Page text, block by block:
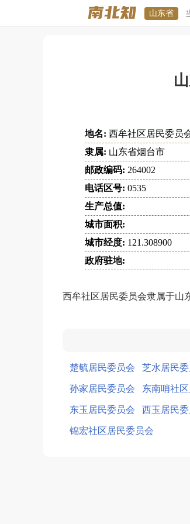
山东省
地名: 西牟社区居民委员
隶属: 山东省烟台市
邮政编码: 264002
电话区号: 0535
生产总值:
城市面积:
城市经度: 121.308900
政府驻地:
西牟社区居民委员会隶属于山
楚毓居民委员会 芝水居民
孙家居民委员会 东南哨社
东玉居民委员会 西玉居民
锦宏社区居民委员会